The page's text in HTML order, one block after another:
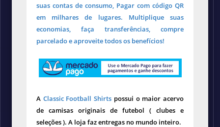
suas contas de consumo, Pagar com código QR
em milhares de lugares. Multiplique suas
economias, faça transferências, compre
parcelado e aproveite todos os benefícios!
A Classic Football Shirts possui o maior acervo
de camisas originais de futebol ( clubes e
seleções ). A loja faz entregas no mundo inteiro.